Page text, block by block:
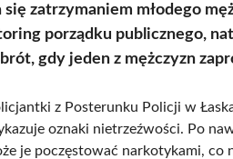
się zatrzymaniem młodego
porządku publicznego,
gdy jeden z mężczyzn
z Posterunku Policji w
oznaki nietrzeźwości. Po
je poczęstować narkotykami,